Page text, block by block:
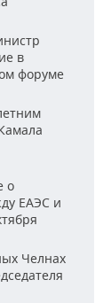
в
форуме
о
ЕАЭС и
Челнах